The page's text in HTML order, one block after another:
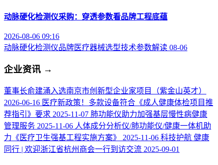
动脉硬化检测仪采购：穿透参数看品牌工程底蕴
2026-08-06 09:16
动脉硬化检测仪品牌医疗器械选型技术参数解读 08-06
企业资讯 →
董事长俞建涌入选南京市创新型企业家项目（紫金山英才）
2026-06-16 医疗新政策！多款设备符合《成人健康体检项目推
荐指引》要求 2025-11-07 肺功能仪助力加强基层慢性病健康
管理服务 2025-11-06 人体成分分析仪/肺功能仪/健康一体机助
力《医疗卫生强基工程实施方案》
2025-11-06 科技护航 健康
同行 | 欢迎浙江省杭州商会一行到访交流 2025-09-01